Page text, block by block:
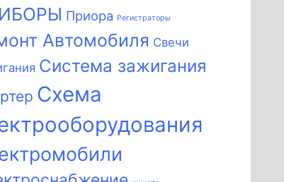
Приора Регистраторы
Автомобиля Свечи
Система зажигания
Схема